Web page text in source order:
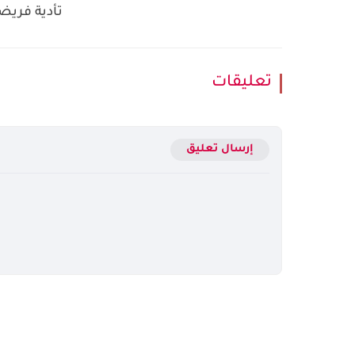
تأدية
تعليقات
إرسال تعليق